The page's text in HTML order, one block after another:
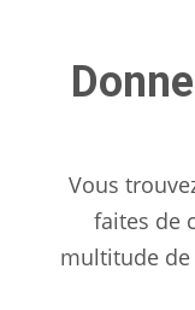
Vous
faites de
multitude de